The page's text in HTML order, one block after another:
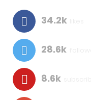
34.2k
28.6k
8.6k